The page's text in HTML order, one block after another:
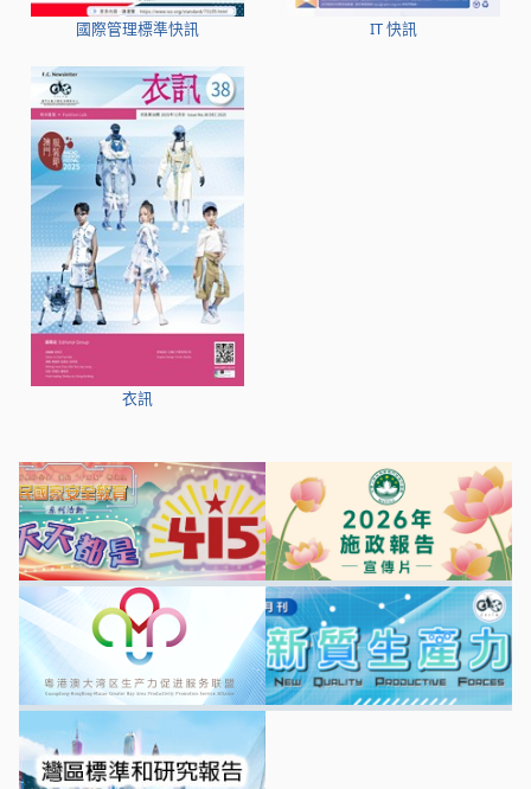
國際管理標準快訊 IT 快訊
衣訊